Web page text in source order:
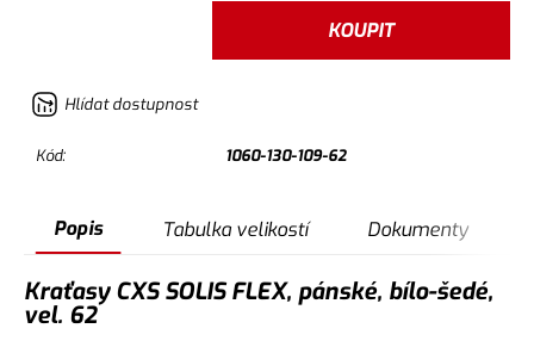
KOUPIT
Hlídat dostupnost
Kód: 1060-130-109-62
Popis Tabulka velikostí Dokumenty
Kraťasy CXS SOLIS FLEX, pánské, bílo-šedé,
vel. 62